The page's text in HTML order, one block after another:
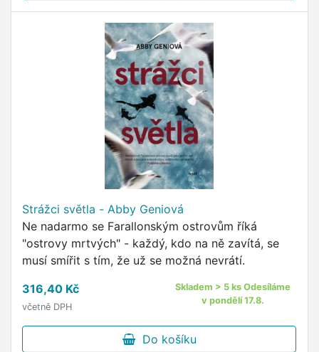
Strážci světla - Abby Geniová
Ne nadarmo se Farallonským ostrovům říká
"ostrovy mrtvých" - každý, kdo na ně zavítá, se
musí smířit s tím, že už se možná nevrátí.
316,40 Kč
včetně DPH
Skladem > 5 ks Odesíláme
v pondělí 17.8.
Do košíku